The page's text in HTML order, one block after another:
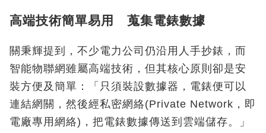
高端技術簡單易用 蒐集電錶數據
關秉輝提到，不少電力公司仍沿用人手抄錶，而
智能物聯網雖屬高端技術，但其核心原則卻是安
裝方便及簡單：「只須裝設數據器，電錶便可以
連結網關，然後經私密網絡(Private Network，即
電廠專用網絡)，把電錶數據傳送到雲端儲存。」